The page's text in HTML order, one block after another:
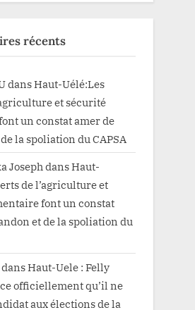
récents
dansHaut-Uélé:Les
et sécurité
un constat amer de
la spoliation du CAPSA
JosephdansHaut-
de l’agriculture et
font un constat
et de la spoliation du
dansHaut-Uele : Felly
officiellement qu’il ne
aux élections de la